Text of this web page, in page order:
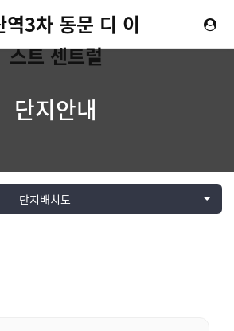
역3차 동문 디 이
스트 센트럴
단지안내
단지배치도